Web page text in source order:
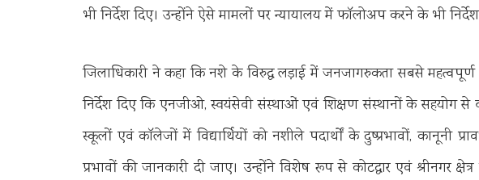
भी निर्देश दिए। उन्होंने ऐसे मामलों पर न्यायालय में फॉलोअप करने के भी निर्देश
जिलाधिकारी ने कहा कि नशे के विरुद्ध लड़ाई में जनजागरुकता सबसे महत्वपूर्ण
निर्देश दिए कि एनजीओ, स्वयंसेवी संस्थाओं एवं शिक्षण संस्थानों के सहयोग से
स्कूलों एवं कॉलेजों में विद्यार्थियों को नशीले पदार्थों के दुष्प्रभावों, कानूनी
प्रभावों की जानकारी दी जाए। उन्होंने विशेष रूप से कोटद्वार एवं श्रीनगर